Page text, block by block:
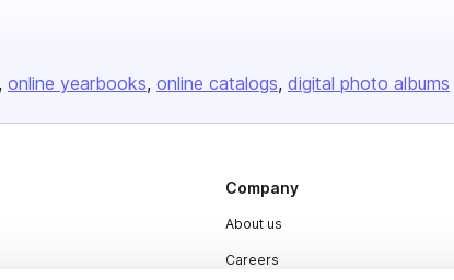
online yearbooks online catalogs digital photo albums
Company
About us
Careers